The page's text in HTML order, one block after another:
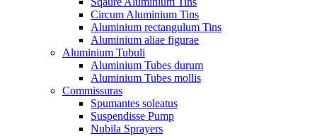
Circum Aluminium Tins
Aluminium rectangulum Tins
Aluminium aliae figurae
Aluminium Tubuli
Aluminium Tubes durum
Aluminium Tubes mollis
Commissuras
Spumantes soleatus
Suspendisse Pump
Nubila Sprayers